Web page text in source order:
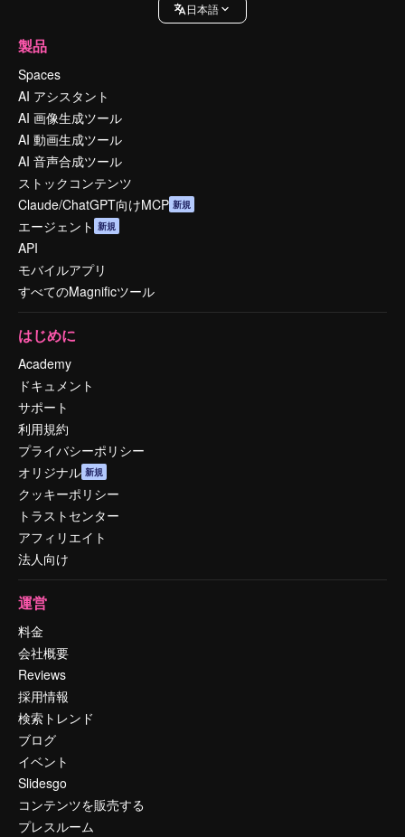
日本語
製品
Spaces
AI アシスタント
AI 画像生成ツール
AI 動画生成ツール
AI 音声合成ツール
ストックコンテンツ
Claude/ChatGPT向けMCP 新規
エージェント 新規
API
モバイルアプリ
すべてのMagnificツール
はじめに
Academy
ドキュメント
サポート
利用規約
プライバシーポリシー
オリジナル 新規
クッキーポリシー
トラストセンター
アフィリエイト
法人向け
運営
料金
会社概要
Reviews
採用情報
検索トレンド
ブログ
イベント
Slidesgo
コンテンツを販売する
プレスルーム